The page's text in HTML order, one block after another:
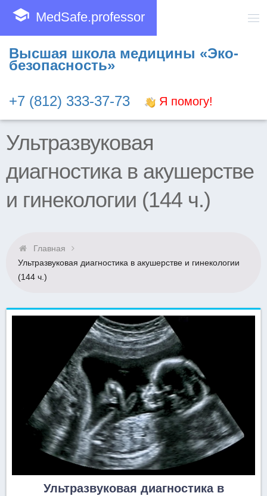
school MedSafe.professor
Высшая школа медицины «Эко-
безопасность»
+7 (812) 333-37-73 Я помогу!
Ультразвуковая
диагностика в акушерстве
и гинекологии (144 ч.)
Главная
Ультразвуковая диагностика в акушерстве и гинекологии
(144 ч.)
Ультразвуковая диагностика в